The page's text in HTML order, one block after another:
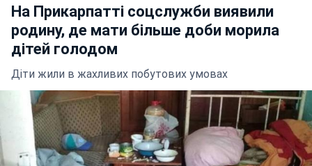
На Прикарпатті соцслужби виявили
родину, де мати більше доби морила
дітей голодом
Діти жили в жахливих побутових умовах